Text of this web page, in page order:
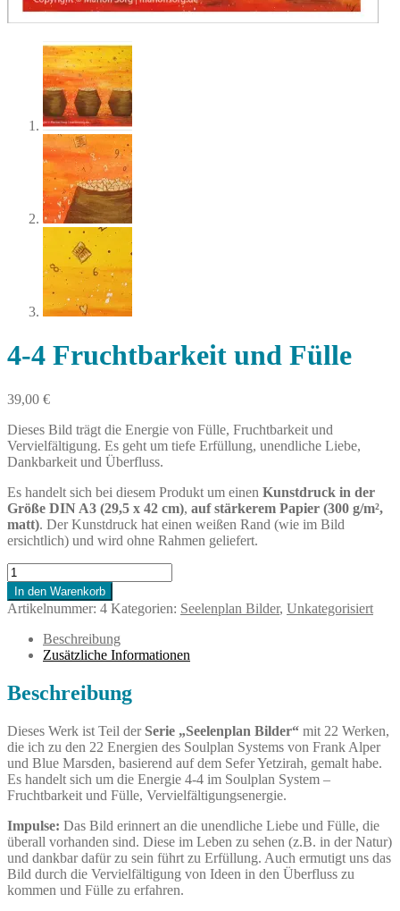
4-4 Fruchtbarkeit und Fülle
39,00 €
Dieses Bild trägt die Energie von Fülle, Fruchtbarkeit und
Vervielfältigung. Es geht um tiefe Erfüllung, unendliche Liebe,
Dankbarkeit und Überfluss.
Es handelt sich bei diesem Produkt um einen Kunstdruck in der
Größe DIN A3 (29,5 x 42 cm), auf stärkerem Papier (300 g/m²,
matt). Der Kunstdruck hat einen weißen Rand (wie im Bild
ersichtlich) und wird ohne Rahmen geliefert.
4-
4
Fruchtbarkeit
und
Fülle
Menge
In den Warenkorb
Artikelnummer: 4 Kategorien: Seelenplan Bilder, Unkategorisiert
Beschreibung
Zusätzliche Informationen
Beschreibung
Dieses Werk ist Teil der Serie „Seelenplan Bilder“ mit 22 Werken,
die ich zu den 22 Energien des Soulplan Systems von Frank Alper
und Blue Marsden, basierend auf dem Sefer Yetzirah, gemalt habe.
Es handelt sich um die Energie 4-4 im Soulplan System –
Fruchtbarkeit und Fülle, Vervielfältigungsenergie.
Impulse: Das Bild erinnert an die unendliche Liebe und Fülle, die
überall vorhanden sind. Diese im Leben zu sehen (z.B. in der Natur)
und dankbar dafür zu sein führt zu Erfüllung. Auch ermutigt uns das
Bild durch die Vervielfältigung von Ideen in den Überfluss zu
kommen und Fülle zu erfahren.